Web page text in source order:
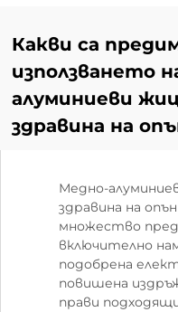
Какви са
използването
алуминиеви
здравина на
Медно-
здравина на
множество
включително
подобрена
повишена
прави